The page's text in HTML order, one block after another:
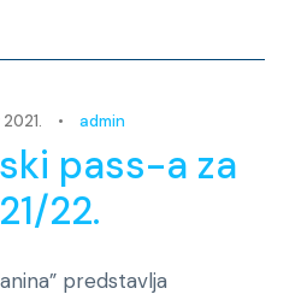
• admin
pass-a za
22.
predstavlja